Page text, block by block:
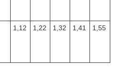
1,12 1,22 1,32 1,41 1,55